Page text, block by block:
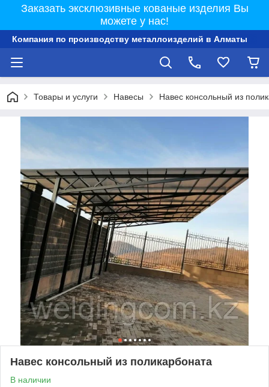
Заказать эксклюзивные кованые изделия Вы
можете у нас!
Компания по производству металлоизделий в Алматы
Товары и услуги Навесы Навес консольный из
Навес консольный из поликарбоната
В наличии